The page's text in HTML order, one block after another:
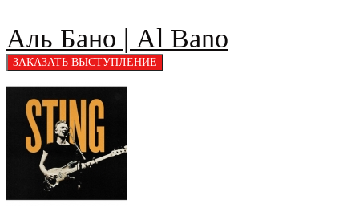
Аль Бано | Al Bano